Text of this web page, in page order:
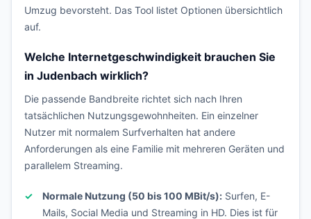
Umzug bevorsteht. Das Tool listet Optionen übersichtlich
auf.
Welche Internetgeschwindigkeit brauchen Sie
in Judenbach wirklich?
Die passende Bandbreite richtet sich nach Ihren
tatsächlichen Nutzungsgewohnheiten. Ein einzelner
Nutzer mit normalem Surfverhalten hat andere
Anforderungen als eine Familie mit mehreren Geräten und
parallelem Streaming.
Normale Nutzung (50 bis 100 MBit/s): Surfen, E-
Mails, Social Media und Streaming in HD. Dies ist für